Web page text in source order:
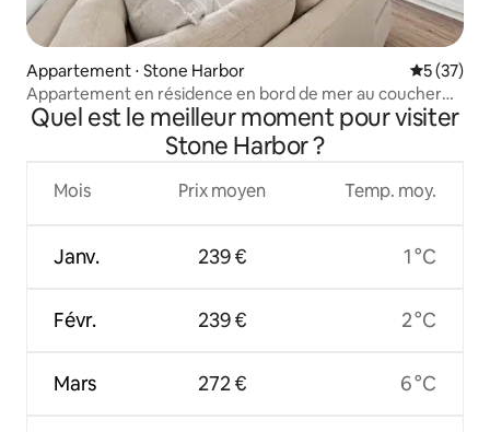
Appartement ⋅ Stone Harbor
5 (37)
Appartement en résidence en bord de mer au coucher
du soleil
Quel est le meilleur moment pour visiter
Stone Harbor ?
Mois
Janv.
Févr.
Mars
Prix moyen
239 €
239 €
272 €
Temp. moy.
1 °C
2 °C
6 °C